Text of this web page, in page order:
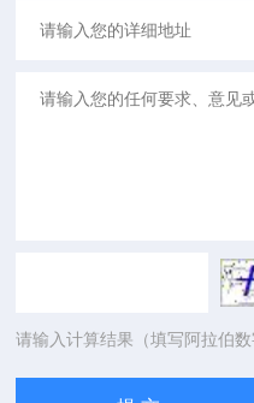
请输入计算结果（填写阿拉伯